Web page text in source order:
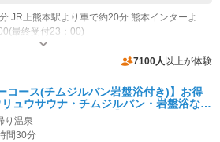
(1)JR熊本駅より車で約25分 JR上熊本駅より車で約20分 熊本インターより車で約20分 北熊本スマートインターチェンジより車で約10分
最終受付23：00)
7100人 以上が体験
ース(チムジルバン岩盤浴付き)】お得
ュウサウナ・チムジルバン・岩盤浴など
ぶら&お一人様OK◎【ファミリー・女
り温泉
間30分